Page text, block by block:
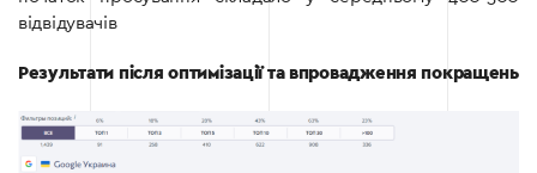
відвідувачів
Результати після оптимізації та впровадження покращень